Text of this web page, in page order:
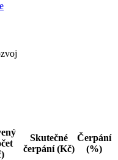
Skutečné
čerpání(Kč)
Čerpání
(%)